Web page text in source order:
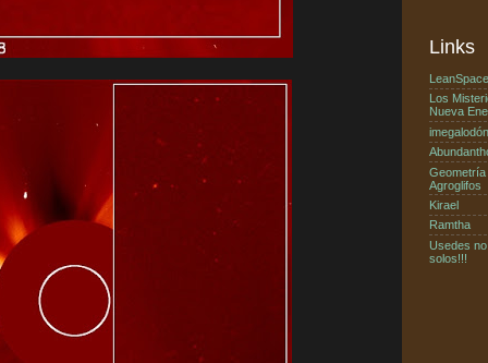
llaman
Links
LeanSpace
Los
Nueva
imegalodón
Geometría
Agroglifos
Kirael
Ramtha
Usedes
solos!!!